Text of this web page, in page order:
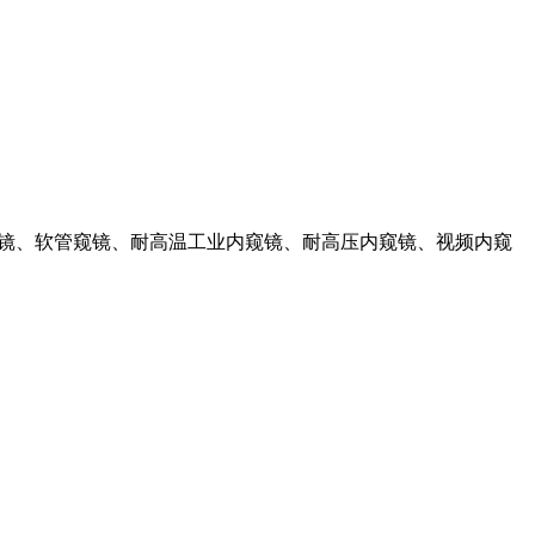
、软管窥镜、耐高温工业内窥镜、耐高压内窥镜、视频内窥